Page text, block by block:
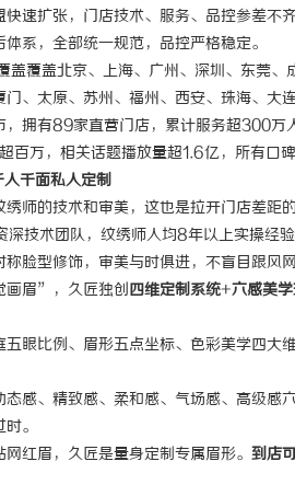
速扩张，门店技术、服务、品控参差
系，全部统一规范，品控严格稳定。
覆盖北京、上海、广州、深圳、东莞
、太原、苏州、福州、西安、珠海、
，拥有89家直营门店，累计服务超300
百万，相关话题播放量超1.6亿，所有口
千面私人定制
师的技术和审美，这也是拉开门店差
技术团队，纹绣师人均8年以上实操经
脸型修饰，审美与时俱进，不盲目跟风
画眉”，久匠独创 四维定制系统+六感美
五眼比例、眉形五点坐标、色彩美学四大
态感、精致感、柔和感、气场感、高级感
。
红眉，久匠是量身定制专属眉形。 到店